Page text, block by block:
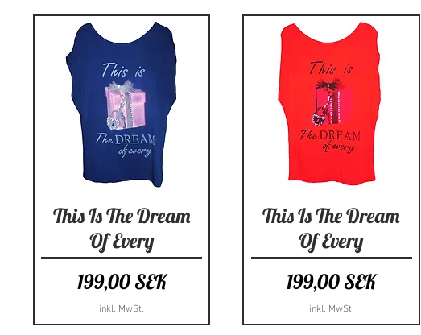
Schnellansicht
This Is The Dream
Of Every
Preis
199,00 SEK
inkl. MwSt.
Schnellansicht
This Is The Dream
Of Every
Preis
199,00 SEK
inkl. MwSt.